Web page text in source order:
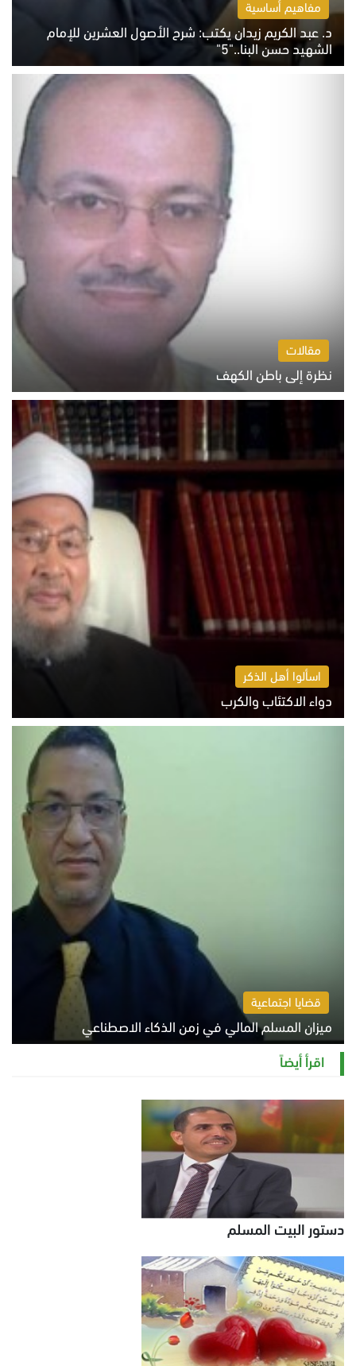
مفاهيم أساسية
د. عبد الكريم زيدان يكتب: شرح الأصول العشرين للإمام
الشهيد حسن البنا.."5"
السبت 8 أغسطس 2026 10:46 ص
مقالات
نظرة إلى باطن الكهف
السبت 8 أغسطس 2026 11:04 ص
اسألوا أهل الذكر
دواء الاكتئاب والكرب
السبت 8 أغسطس 2026 10:54 ص
قضايا اجتماعية
ميزان المسلم المالي في زمن الذكاء الاصطناعي
السبت 8 أغسطس 2026 11:21 ص
اقرأ أيضاً
دستور البيت المسلم